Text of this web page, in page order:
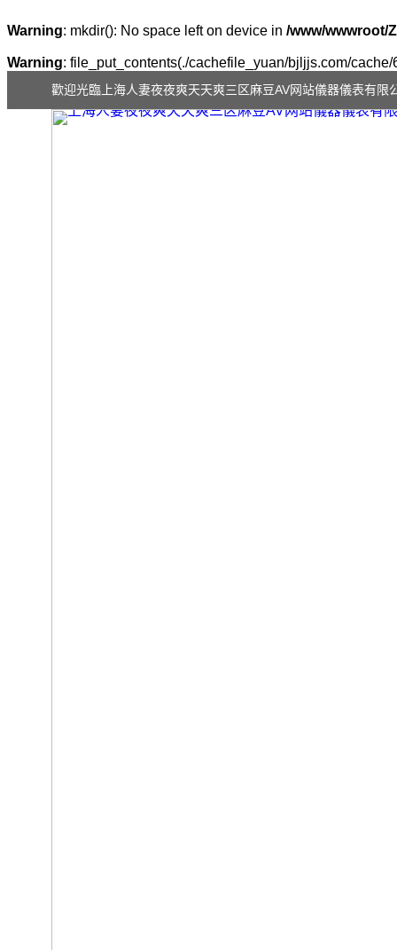
Warning: mkdir(): No space left on device in /www/wwwroot/
Warning: file_put_contents(./cachefile_yuan/bjljjs.com/
歡迎光臨上海人妻夜夜爽天天爽三区麻豆AV网站儀器儀表有限